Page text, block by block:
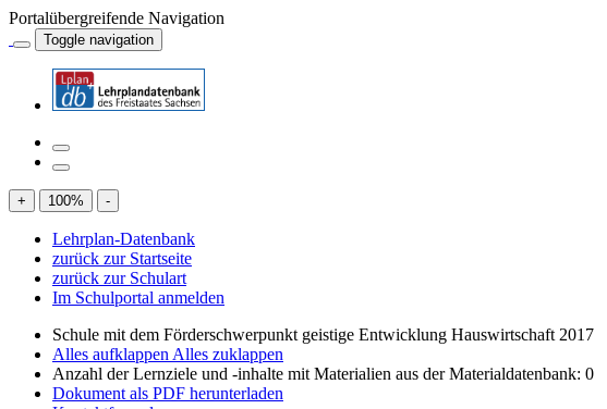
Portalübergreifende Navigation
Toggle navigation
+ 100% -
Lehrplan-Datenbank
zurück zur Startseite
zurück zur Schulart
Im Schulportal anmelden
Schule mit dem Förderschwerpunkt geistige Entwicklung Hauswirtschaft 2017
Alles aufklappen Alles zuklappen
Anzahl der Lernziele und -inhalte mit Materialien aus der Materialdatenbank: 0
Dokument als PDF herunterladen